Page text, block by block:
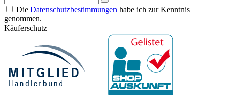
Die Datenschutzbestimmungen habe ich zur Kenntnis
genommen.
Käuferschutz